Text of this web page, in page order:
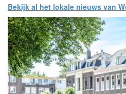
Bekijk al het lokale nieuws van